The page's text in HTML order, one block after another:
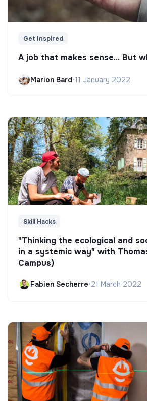
Get Inspired
A job that makes sense... But
Marion Bard•11 January 2022
Skill Hacks
"Thinking the ecological and
in a systemic way" with
Campus)
Fabien Secherre•21 March 2022